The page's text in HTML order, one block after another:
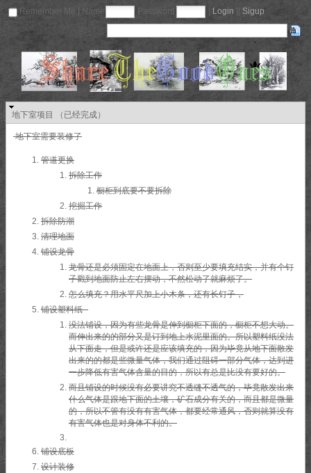
Remember Me | Name Password Login Sigup
地下室项目 （已经完成）
地下室需要装修了
管道更换
拆除工作
橱柜到底要不要拆除
挖掘工作
拆除防潮
清理地面
铺设龙骨
龙骨还是必须固定在地面上，否则至少要填充结实，并有个钉
子戳到地面防止左右摆动，不然松动了就麻烦了。
怎么填充？用水平尺加上小木条，还有长钉子，
铺设塑料纸--
没法铺设，因为有些龙骨是伸到橱柜下面的，橱柜不想大动。
而伸出来的的部分又是订到地上水泥里面的。所以塑料纸没法
从下面走，但是或许还是应该填充的，因为毕竟从地下面散发
出来的的都是些微量气体，我们通过阻碍一部分气体，达到进
一步降低有害气体含量的目的，所以有总是比没有要好的。
而且铺设的时候没有必要讲究不透缝不透气的，毕竟散发出来
什么气体是跟地下面的土壤，矿石成分有关的，而且都是微量
的，所以不管有没有有害气体，都要经常通风，否则就算没有
有害气体也是对身体不利的。
铺设底板
设计装修